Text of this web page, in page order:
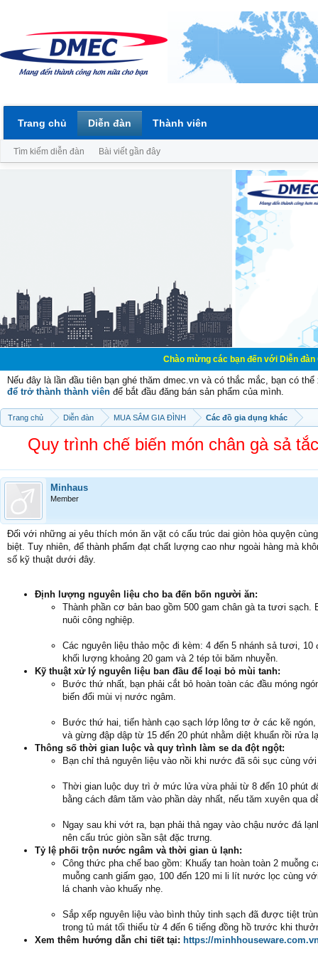
Chào mừng các bạn đến với Diễn đàn Cơ Điện -
Nếu đây là lần đầu tiên bạn ghé thăm dmec.vn và có thắc mắc, bạn có
để trở thành thành viên để bắt đầu đăng bán sản phẩm của mình.
Trang chủ Diễn đàn MUA SẮM GIA ĐÌNH Các đồ gia dụng khác
Quy trình chế biến món chân gà sả
Minhaus
Member
Đối với những ai yêu thích món ăn vặt có cấu trúc dai giòn hòa quyện
biệt. Tuy nhiên, để thành phẩm đạt chất lượng cao như ngoài hàng mà
số kỹ thuật dưới đây.
Định lượng nguyên liệu cho ba đến bốn người ăn:
Thành phần cơ bản bao gồm 500 gam chân gà ta tươi
nuôi công nghiệp.
Các nguyên liệu thảo mộc đi kèm: 4 đến 5 nhánh sả tươi,
khối lượng khoảng 20 gam và 2 tép tỏi băm nhuyễn.
Kỹ thuật xử lý nguyên liệu ban đầu để loại bỏ mùi tanh:
Bước thứ nhất, bạn phải cắt bỏ hoàn toàn các đầu móng
biến đổi mùi vị nước ngâm.
Bước thứ hai, tiến hành cạo sạch lớp lông tơ ở các kẽ
và gừng đập dập từ 15 đến 20 phút nhằm diệt khuẩn rồi rửa
Thông số thời gian luộc và quy trình làm se da đột ngột:
Bạn chỉ thả nguyên liệu vào nồi khi nước đã sôi sục cùng
Thời gian luộc duy trì ở mức lửa vừa phải từ 8 đến 10 phút
bằng cách đâm tăm vào phần dày nhất, nếu tăm xuyên qua
Ngay sau khi vớt ra, bạn phải thả ngay vào chậu nước đá
nên cấu trúc giòn sần sật đặc trưng.
Tỷ lệ phối trộn nước ngâm và thời gian ủ lạnh:
Công thức pha chế bao gồm: Khuấy tan hoàn toàn 2
muỗng canh giấm gạo, 100 đến 120 mi li lít nước lọc cùng
lá chanh vào khuấy nhẹ.
Sắp xếp nguyên liệu vào bình thủy tinh sạch đã được tiệt
trong tủ mát tối thiểu từ 4 đến 6 tiếng đồng hồ trước khi
Xem thêm hướng dẫn chi tiết tại: https://
Trang chủ Diễn đàn
Tìm kiếm diễn đàn Bài viết gần đây
Thành viên